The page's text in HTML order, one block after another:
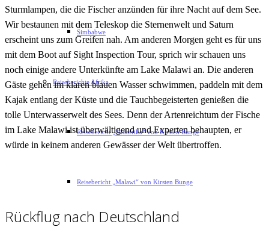
Simbabwe
Reiseberichte Afrika
Reisebericht „Südafrika“ von Kirsten Bunge
Reisebericht „Malawi“ von Kirsten Bunge
Sturmlampen, die die Fischer anzünden für ihre Nacht auf dem See.
Wir bestaunen mit dem Teleskop die Sternenwelt und Saturn
erscheint uns zum Greifen nah. Am anderen Morgen geht es für uns
mit dem Boot auf Sight Inspection Tour, sprich wir schauen uns
noch einige andere Unterkünfte am Lake Malawi an. Die anderen
Gäste gehen im klaren blauen Wasser schwimmen, paddeln mit dem
Kajak entlang der Küste und die Tauchbegeisterten genießen die
tolle Unterwasserwelt des Sees. Denn der Artenreichtum der Fische
im Lake Malawi ist überwältigend und Experten behaupten, er
würde in keinem anderen Gewässer der Welt übertroffen.
Rückflug nach Deutschland